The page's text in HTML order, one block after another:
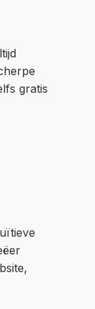
gratis